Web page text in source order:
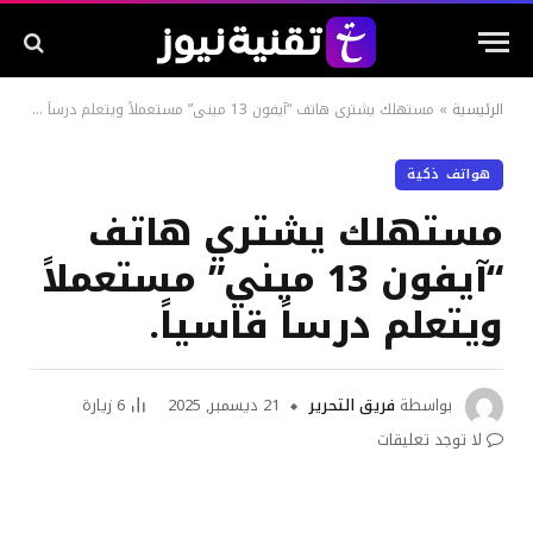
الرئيسية » مستهلك يشتري هاتف “آيفون 13 ميني” مستعملاً ويتعلم درساً قاسياً.
هواتف ذكية
مستهلك يشتري هاتف
“آيفون 13 ميني” مستعملاً
ويتعلم درساً قاسياً.
بواسطة فريق التحرير 21 ديسمبر, 2025 6 زيارة
لا توجد تعليقات